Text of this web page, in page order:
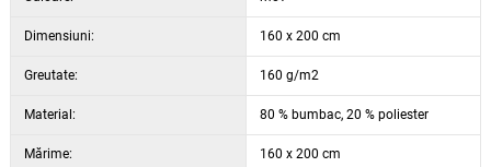
Dimensiuni: 160 x 200 cm
Greutate: 160 g/m2
Material: 80 % bumbac, 20 % poliester
Mărime: 160 x 200 cm